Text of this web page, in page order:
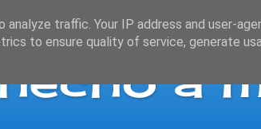
a
traffic. Your IP address and user-
to ensure quality of service, generate